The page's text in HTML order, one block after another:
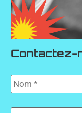
Contactez-
Nom *
E-